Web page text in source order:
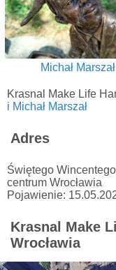
Michał Marszał
Krasnal Make Life
i Michał Marszał
Adres
Świętego
centrum Wrocławia
Pojawienie:
Krasnal Make
Wrocławia